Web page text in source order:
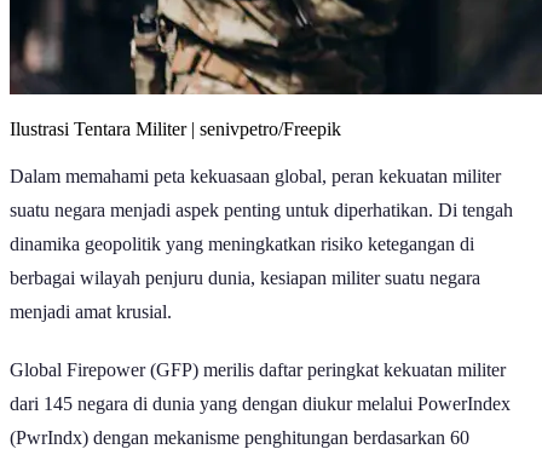
Ilustrasi Tentara Militer | senivpetro/Freepik
Dalam memahami peta kekuasaan global, peran kekuatan militer
suatu negara menjadi aspek penting untuk diperhatikan. Di tengah
dinamika geopolitik yang meningkatkan risiko ketegangan di
berbagai wilayah penjuru dunia, kesiapan militer suatu negara
menjadi amat krusial.
Global Firepower (GFP) merilis daftar peringkat kekuatan militer
dari 145 negara di dunia yang dengan diukur melalui PowerIndex
(PwrIndx) dengan mekanisme penghitungan berdasarkan 60